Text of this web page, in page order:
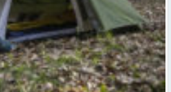
tehniskie parametri un